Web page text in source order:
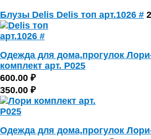
Блузы Delis Delis топ арт.1026 #
Одежда для дома,прогулок
комплект арт. P025
600.00 ₽
350.00 ₽
Одежда для дома,прогулок